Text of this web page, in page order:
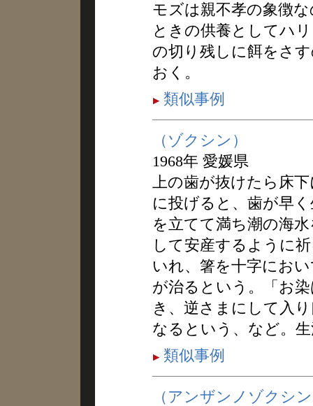
モズは親不孝の象徴
ときの供養としてハ
の切り残しに餌をさ
おく。
類似事例
（ゾクシン）
1968年 愛媛県
上の歯が抜けたら床
に投げると、歯が早
を立てて満ち潮の海
して安産するように
いれ、箸を十字にお
が治るという。「お
き、逆さまにして入
なるという、など。
類似事例
（アンザンノゾクシ